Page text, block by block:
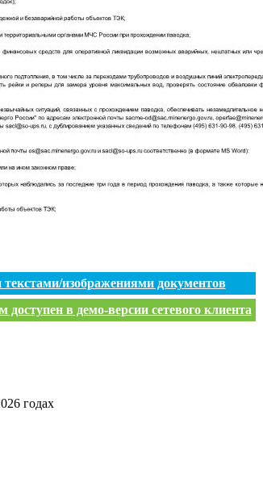
изображениями документов
в демо-версии сетевого клиента
годах